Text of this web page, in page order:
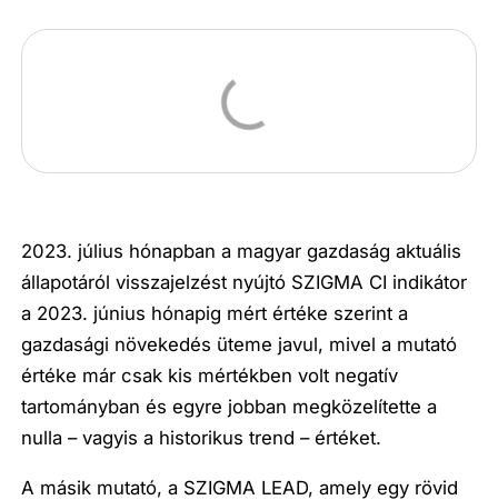
2023. július hónapban a magyar gazdaság aktuális
állapotáról visszajelzést nyújtó SZIGMA CI indikátor
a 2023. június hónapig mért értéke szerint a
gazdasági növekedés üteme javul, mivel a mutató
értéke már csak kis mértékben volt negatív
tartományban és egyre jobban megközelítette a
nulla – vagyis a historikus trend – értéket.
A másik mutató, a SZIGMA LEAD, amely egy rövid